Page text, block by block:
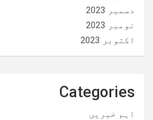
دسمبر 2023
نومبر 2023
اکتوبر 2023
Categories
اہم خبریں